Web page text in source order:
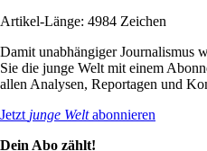
Artikel-Länge: 4984 Zeichen
Damit unabhängiger Journalismus
Sie die junge Welt mit einem
allen Analysen, Reportagen und
Jetzt junge Weltabonnieren
Dein Abo zählt!